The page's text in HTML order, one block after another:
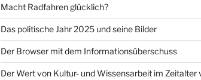
Macht Radfahren glücklich?
Das politische Jahr 2025 und seine Bilder
Der Browser mit dem Informationsüberschuss
Der Wert von Kultur- und Wissensarbeit im Zeitalter